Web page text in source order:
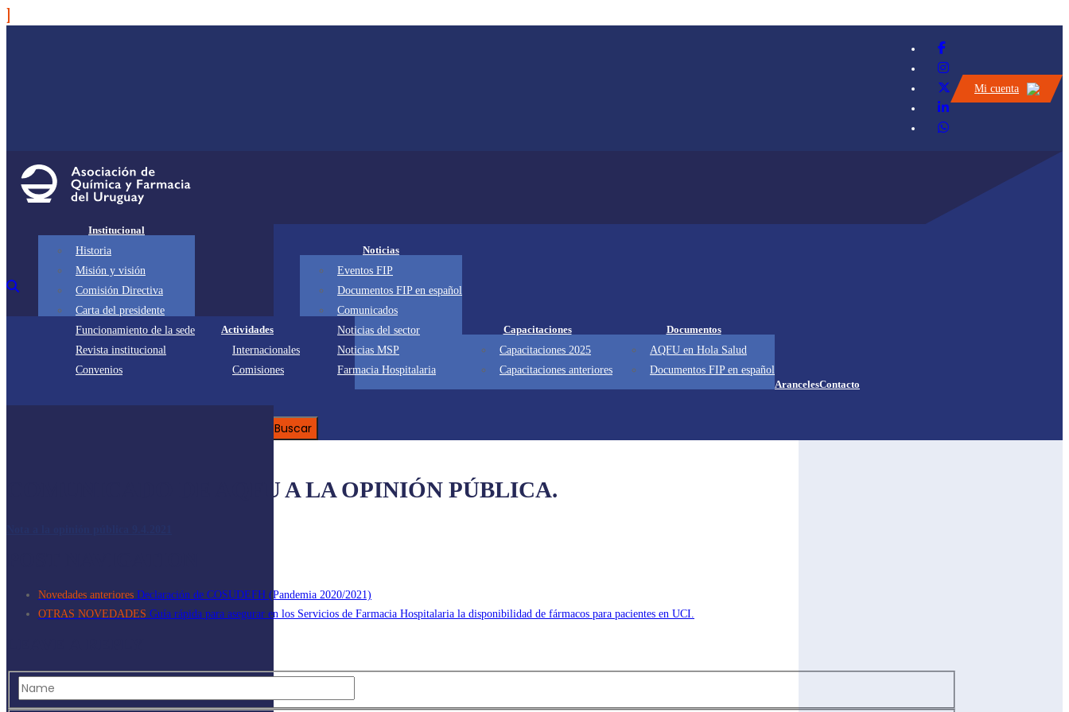
Mi cuenta
Institucional
Historia
Misión y visión
Comisión Directiva
Carta del presidente
Funcionamiento de la sede
Revista institucional
Convenios
Actividades
Internacionales
Comisiones
Noticias
Eventos FIP
Documentos FIP en español
Comunicados
Noticias del sector
Noticias MSP
Farmacia Hospitalaria
Capacitaciones
Capacitaciones 2025
Capacitaciones anteriores
Documentos
AQFU en Hola Salud
Documentos FIP en español
ArancelesContacto
COMUNICADO DE AQFU A LA OPINIÓN PÚBLICA.
Novedades anteriores Declaración de COSUDEFH (Pandemia 2020/2021)
OTRAS NOVEDADES Guía rápida para asegurar en los Servicios de Farmacia Hospitalaria la disponibilidad de fármacos para pacientes en UCI.